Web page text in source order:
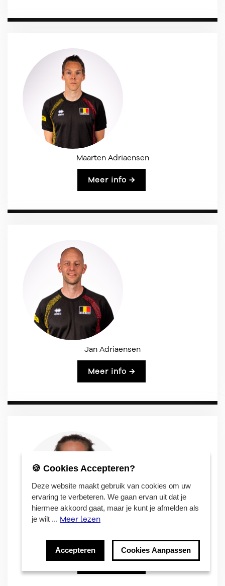
Maarten Adriaensen
Meer info →
Jan Adriaensen
Meer info →
Loes Meulemans
Meer info →
🍪 Cookies Accepteren?
Deze website maakt gebruik van cookies om uw
ervaring te verbeteren. We gaan ervan uit dat je
hiermee akkoord gaat, maar je kunt je afmelden als
je wilt ... Meer lezen
Accepteren Cookies Aanpassen